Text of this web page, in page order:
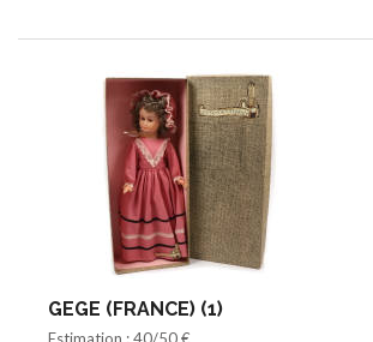
GEGE (FRANCE) (1)
Estimation : 40/50 €